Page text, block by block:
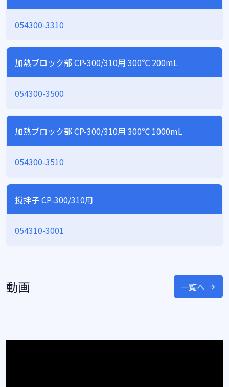
054300-3310
加熱ブロック部 CP-300/310用 300℃ 200mL
054300-3500
加熱ブロック部 CP-300/310用 300℃ 1000mL
054300-3510
撹拌子 CP-300/310用
054310-3001
動画 一覧へ